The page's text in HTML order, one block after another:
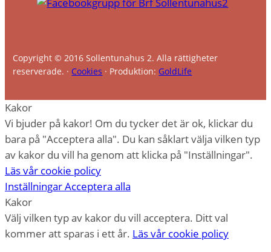
Copyright © 2016 Sollentunahus 2. Alla rättigheter
reserverade. · Cookies · Produktion: GoldLife
Kakor
Vi bjuder på kakor! Om du tycker det är ok, klickar du
bara på "Acceptera alla". Du kan såklart välja vilken typ
av kakor du vill ha genom att klicka på "Inställningar".
Läs vår cookie policy
InställningarAcceptera alla
Kakor
Välj vilken typ av kakor du vill acceptera. Ditt val
kommer att sparas i ett år. Läs vår cookie policy